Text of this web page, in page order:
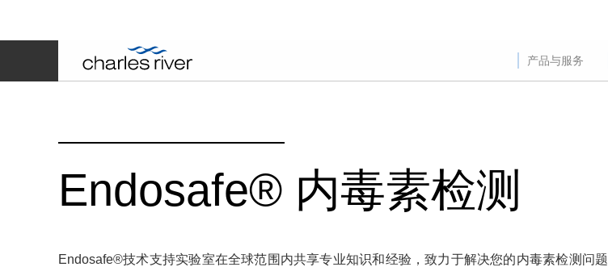
产品与服务
Endosafe® 内毒素检测
Endosafe®技术支持实验室在全球范围内共享专业知识和经验，致力于解决您的内毒素检测问题